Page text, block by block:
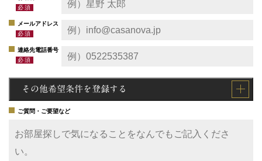
メールアドレス
連絡先電話番号
その他希望条件を登録する
ご質問・ご要望など